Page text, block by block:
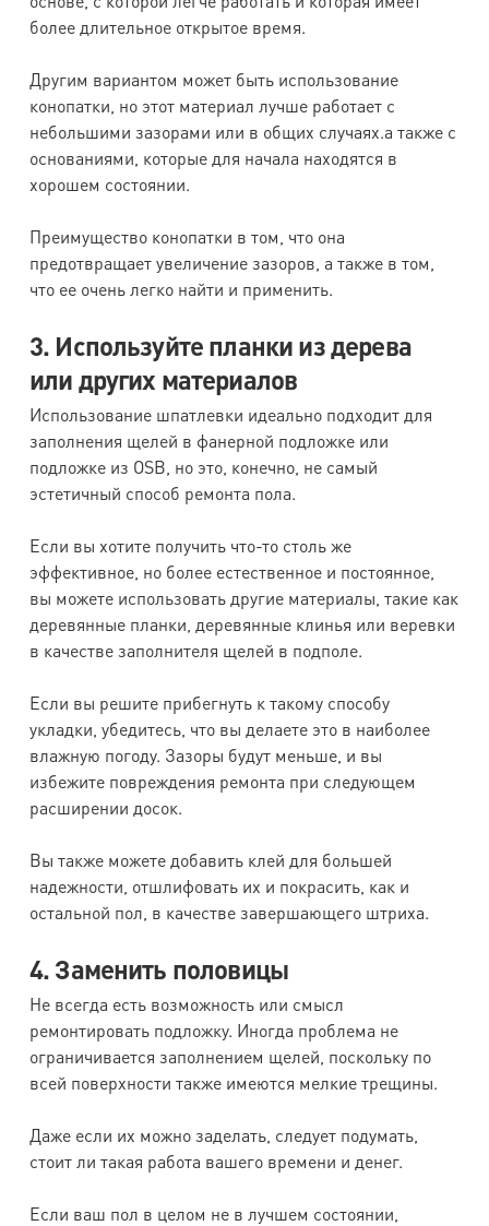
более длительное открытое время.
Другим вариантом может быть использование
конопатки, но этот материал лучше работает с
небольшими зазорами или в общих случаях.а также с
основаниями, которые для начала находятся в
хорошем состоянии.
Преимущество конопатки в том, что она
предотвращает увеличение зазоров, а также в том,
что ее очень легко найти и применить.
3. Используйте планки из дерева
или других материалов
Использование шпатлевки идеально подходит для
заполнения щелей в фанерной подложке или
подложке из OSB, но это, конечно, не самый
эстетичный способ ремонта пола.
Если вы хотите получить что-то столь же
эффективное, но более естественное и постоянное,
вы можете использовать другие материалы, такие как
деревянные планки, деревянные клинья или веревки
в качестве заполнителя щелей в подполе.
Если вы решите прибегнуть к такому способу
укладки, убедитесь, что вы делаете это в наиболее
влажную погоду. Зазоры будут меньше, и вы
избежите повреждения ремонта при следующем
расширении досок.
Вы также можете добавить клей для большей
надежности, отшлифовать их и покрасить, как и
остальной пол, в качестве завершающего штриха.
4. Заменить половицы
Не всегда есть возможность или смысл
ремонтировать подложку. Иногда проблема не
ограничивается заполнением щелей, поскольку по
всей поверхности также имеются мелкие трещины.
Даже если их можно заделать, следует подумать,
стоит ли такая работа вашего времени и денег.
Если ваш пол в целом не в лучшем состоянии,